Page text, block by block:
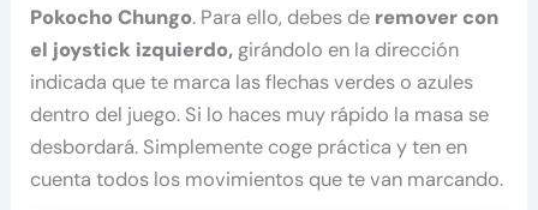
Pokocho Chungo. Para ello, debes de remover con
el joystick izquierdo,girándolo en la dirección
indicada que te marca las flechas verdes o azules
dentro del juego. Si lo haces muy rápido la masa se
desbordará. Simplemente coge práctica y ten en
cuenta todos los movimientos que te van marcando.